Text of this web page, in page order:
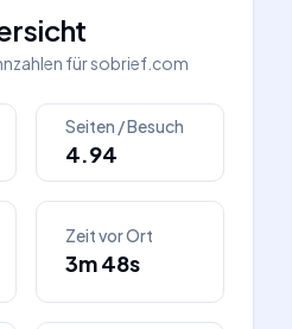
fürsobrief.com
Seiten / Besuch
4.94
Zeit vor Ort
3m 48s